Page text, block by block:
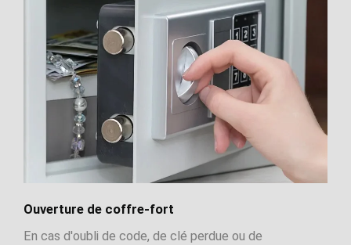
Ouverture de coffre-fort
En cas d'oubli de code, de clé perdue ou de